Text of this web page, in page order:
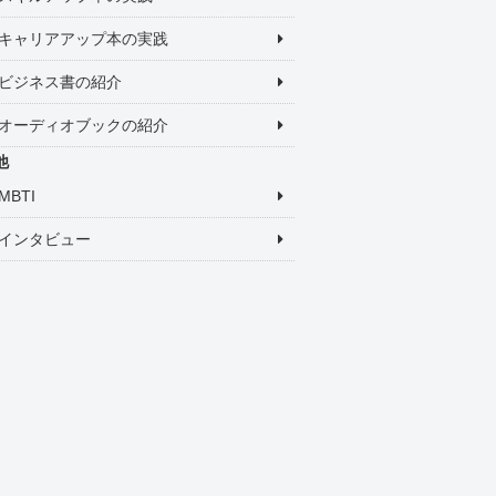
キャリアアップ本の実践
ビジネス書の紹介
オーディオブックの紹介
MBTI
インタビュー